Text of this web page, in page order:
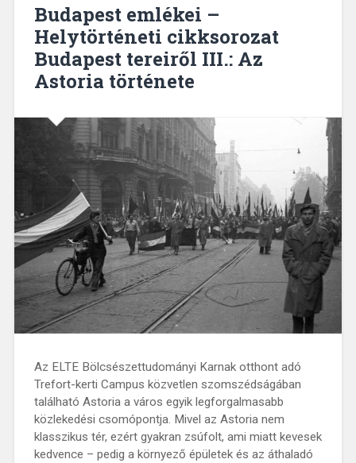
Budapest emlékei –
Helytörténeti cikksorozat
Budapest tereiről III.: Az
Astoria története
Az ELTE Bölcsészettudományi Karnak otthont adó
Trefort-kerti Campus közvetlen szomszédságában
található Astoria a város egyik legforgalmasabb
közlekedési csomópontja. Mivel az Astoria nem
klasszikus tér, ezért gyakran zsúfolt, ami miatt kevesek
kedvence – pedig a környező épületek és az áthaladó